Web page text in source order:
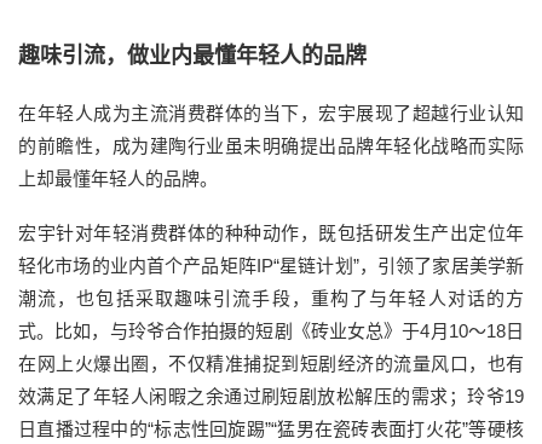
趣味引流，做业内最懂年轻人的品牌
在年轻人成为主流消费群体的当下，宏宇展现了超越行业认知
的前瞻性，成为建陶行业虽未明确提出品牌年轻化战略而实际
上却最懂年轻人的品牌。
宏宇针对年轻消费群体的种种动作，既包括研发生产出定位年
轻化市场的业内首个产品矩阵IP“星链计划”，引领了家居美学新
潮流，也包括采取趣味引流手段，重构了与年轻人对话的方
式。比如，与玲爷合作拍摄的短剧《砖业女总》于4月10～18日
在网上火爆出圈，不仅精准捕捉到短剧经济的流量风口，也有
效满足了年轻人闲暇之余通过刷短剧放松解压的需求；玲爷19
日直播过程中的“标志性回旋踢”“猛男在瓷砖表面打火花”等硬核